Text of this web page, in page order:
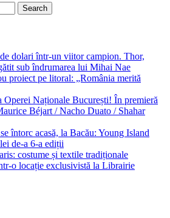
dolari într-un viitor campion. Thor,
sub îndrumarea lui Mihai Nae
proiect pe litoral: „România merită
Operei Naționale București! În premieră
Béjart / Nacho Duato / Shahar
întorc acasă, la Bacău: Young Island
de-a 6-a ediții
costume și textile tradiționale
o locație exclusivistă la Librairie